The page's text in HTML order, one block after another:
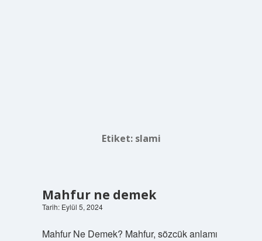
Etiket: slami
Mahfur ne demek
Tarih: Eylül 5, 2024
Mahfur Ne Demek? Mahfur, sözcük anlamı